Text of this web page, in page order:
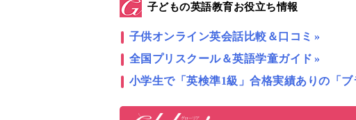
子どもの英語教育お役立ち情報
子供オンライン英会話比較＆口コミ
全国プリスクール＆英語学童ガイド
小学生で「英検準1級」合格実績ありの「ブ